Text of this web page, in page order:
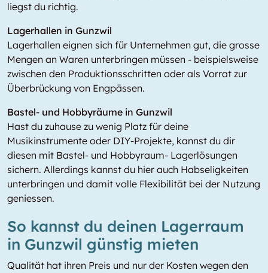
liegst du richtig.
Lagerhallen in Gunzwil
Lagerhallen eignen sich für Unternehmen gut, die grosse
Mengen an Waren unterbringen müssen - beispielsweise
zwischen den Produktionsschritten oder als Vorrat zur
Überbrückung von Engpässen.
Bastel- und Hobbyräume in Gunzwil
Hast du zuhause zu wenig Platz für deine
Musikinstrumente oder DIY-Projekte, kannst du dir
diesen mit Bastel- und Hobbyraum- Lagerlösungen
sichern. Allerdings kannst du hier auch Habseligkeiten
unterbringen und damit volle Flexibilität bei der Nutzung
geniessen.
So kannst du deinen Lagerraum
in Gunzwil günstig mieten
Qualität hat ihren Preis und nur der Kosten wegen den